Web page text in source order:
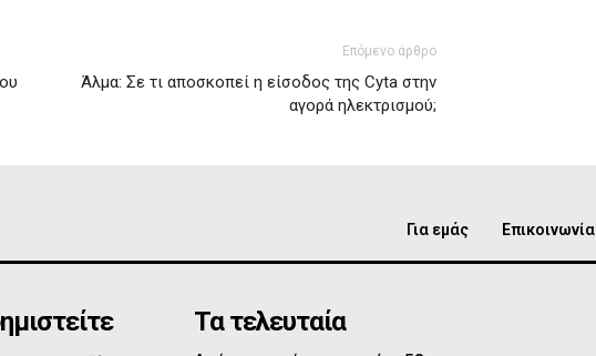
Επόμενο άρθρο
Άλμα: Σε τι αποσκοπεί η είσοδος της Cyta στην
αγορά ηλεκτρισμού;
Για εμάς Επικοινωνία
Τα τελευταία